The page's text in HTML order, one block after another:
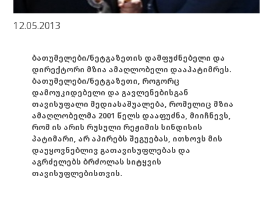
12.05.2013
ბათუმელები/ნეტგაზეთის დამფუძნებელი და
დირექტორი მზია ამაღლობელი დააპატიმრეს.
ბათუმელები/ნეტგაზეთი, როგორც
დამოუკიდებელი და გავლენებისგან
თავისუფალი მედიასაშუალება, რომელიც მზია
ამაღლობელმა 2001 წელს დააფუძნა, მიიჩნევს,
რომ ის არის რუსული რეჟიმის სინდისის
პატიმარი, არ აპირებს შეგუებას, ითხოვს მის
დაუყოვნებლივ გათავისუფლებას და
აგრძელებს ბრძოლას სიტყვის
თავისუფლებისთვის.